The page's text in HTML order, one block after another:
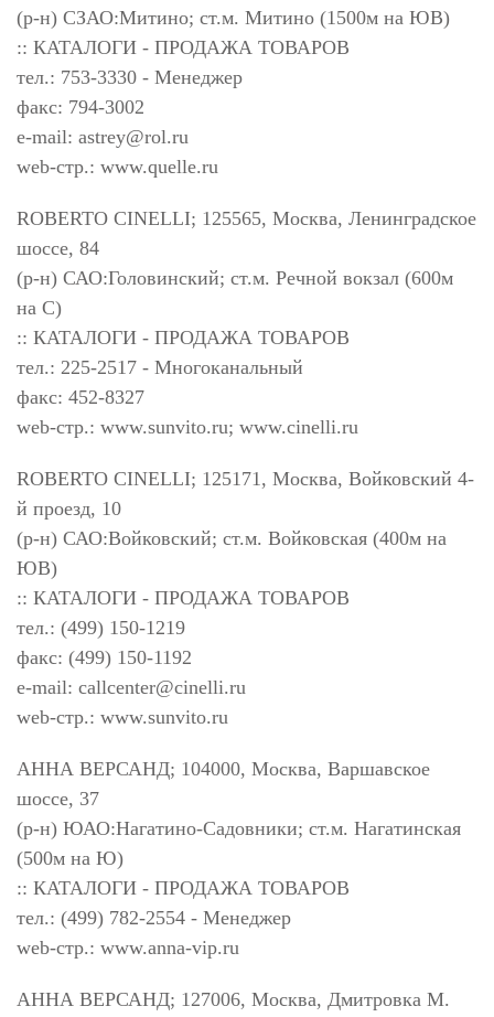
(р-н) СЗАО:Митино; ст.м. Митино (1500м на ЮВ)
:: КАТАЛОГИ - ПРОДАЖА ТОВАРОВ
тел.: 753-3330 - Менеджер
факс: 794-3002
e-mail: astrey@rol.ru
web-стр.: www.quelle.ru
ROBERTO CINELLI; 125565, Москва, Ленинградское
шоссе, 84
(р-н) САО:Головинский; ст.м. Речной вокзал (600м
на С)
:: КАТАЛОГИ - ПРОДАЖА ТОВАРОВ
тел.: 225-2517 - Многоканальный
факс: 452-8327
web-стр.: www.sunvito.ru; www.cinelli.ru
ROBERTO CINELLI; 125171, Москва, Войковский 4-
й проезд, 10
(р-н) САО:Войковский; ст.м. Войковская (400м на
ЮВ)
:: КАТАЛОГИ - ПРОДАЖА ТОВАРОВ
тел.: (499) 150-1219
факс: (499) 150-1192
e-mail: callcenter@cinelli.ru
web-стр.: www.sunvito.ru
АННА ВЕРСАНД; 104000, Москва, Варшавское
шоссе, 37
(р-н) ЮАО:Нагатино-Садовники; ст.м. Нагатинская
(500м на Ю)
:: КАТАЛОГИ - ПРОДАЖА ТОВАРОВ
тел.: (499) 782-2554 - Менеджер
web-стр.: www.anna-vip.ru
АННА ВЕРСАНД; 127006, Москва, Дмитровка М.